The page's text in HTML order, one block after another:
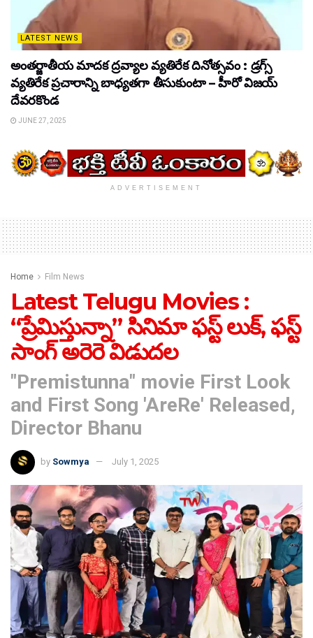
LATEST NEWS
అంతర్జాతీయ మాదక ద్రవ్యాల వ్యతిరేక దినోత్సవం : డ్రగ్స్
వ్యతిరేక ప్రచారాన్ని బాధ్యతగా తీసుకుంటా – హీరో విజయ్
దేవరకొండ
JUNE 27, 2025
ADVERTISEMENT
Home Film News
Latest Telugu Movies :
“ప్రేమిస్తున్నా” సినిమా ఫస్ట్ లుక్, ఫస్ట్
సాంగ్ అరెరె విడుదల
"Premistunna" movie First Look
and First Song 'AreRe' Released,
Director Bhanu
by Sowmya July 1, 2025